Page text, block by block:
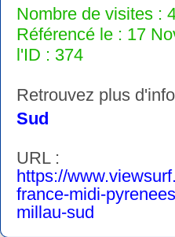
Nombre de visites :
Référencé le : 17
l'ID : 374
Retrouvez plus
Sud
URL :
https://
france-midi-
millau-sud